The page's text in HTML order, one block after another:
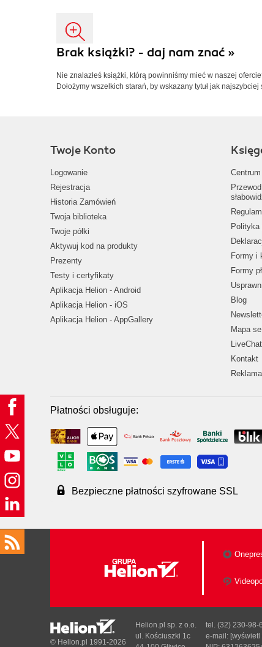
Brak książki? - daj nam znać »
Nie znalazłeś książki, którą powinniśmy mieć w naszej
Dołożymy wszelkich starań, by wskazany tytuł jak najszybciej
Twoje Konto
Logowanie
Rejestracja
Historia Zamówień
Twoja biblioteka
Twoje półki
Aktywuj kod na produkty
Prezenty
Testy i certyfikaty
Aplikacja Helion - Android
Aplikacja Helion - iOS
Aplikacja Helion - AppGallery
Polityka
Formy i
Formy
Blog
Mapa
LiveChat
Kontakt
Płatności obsługuje:
Bezpieczne płatności szyfrowane SSL
© Helion.pl 1991-2026
Helion.pl sp. z o.o.
ul. Kościuszki 1c
tel. (32) 230-98-
e-mail: